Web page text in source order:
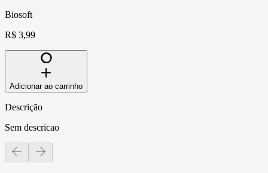
Biosoft
R$ 3,99
Adicionar ao carrinho
Descrição
Sem descricao